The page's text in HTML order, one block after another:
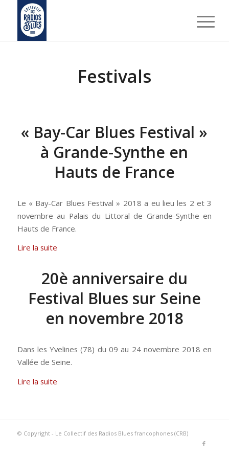
Festivals
« Bay-Car Blues Festival »
à Grande-Synthe en
Hauts de France
Le « Bay-Car Blues Festival » 2018 a eu lieu les 2 et 3
novembre au Palais du Littoral de Grande-Synthe en
Hauts de France.
Lire la suite
20è anniversaire du
Festival Blues sur Seine
en novembre 2018
Dans les Yvelines (78) du 09 au 24 novembre 2018 en
Vallée de Seine.
Lire la suite
© Copyright - Le Collectif des Radios Blues francophones (CRB)